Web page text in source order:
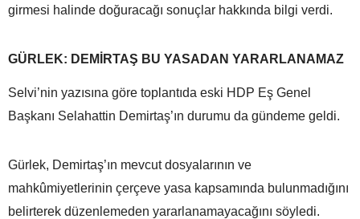
girmesi halinde doğuracağı sonuçlar hakkında bilgi verdi.
GÜRLEK: DEMİRTAŞ BU YASADAN YARARLANAMAZ
Selvi’nin yazısına göre toplantıda eski HDP Eş Genel
Başkanı Selahattin Demirtaş’ın durumu da gündeme geldi.
Gürlek, Demirtaş’ın mevcut dosyalarının ve
mahkûmiyetlerinin çerçeve yasa kapsamında bulunmadığını
belirterek düzenlemeden yararlanamayacağını söyledi.